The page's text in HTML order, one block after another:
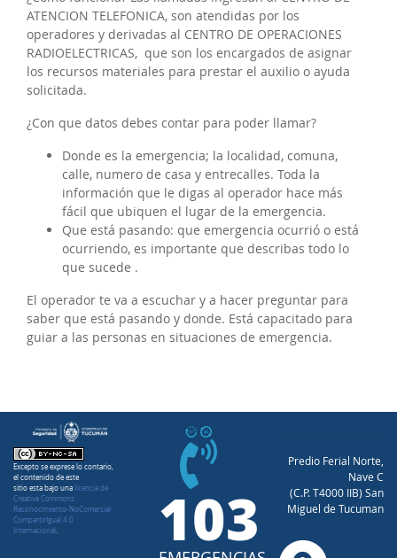
ATENCION TELEFONICA, son atendidas por los
operadores y derivadas al CENTRO DE OPERACIONES
RADIOELECTRICAS, que son los encargados de asignar
los recursos materiales para prestar el auxilio o ayuda
solicitada.
¿Con que datos debes contar para poder llamar?
Donde es la emergencia; la localidad, comuna,
calle, numero de casa y entrecalles. Toda la
información que le digas al operador hace más
fácil que ubiquen el lugar de la emergencia.
Que está pasando: que emergencia ocurrió o está
ocurriendo, es importante que describas todo lo
que sucede .
El operador te va a escuchar y a hacer preguntar para
saber que está pasando y donde. Está capacitado para
guiar a las personas en situaciones de emergencia.
Excepto se exprese lo contario,
el contenido de este
sitio esta bajo una licencia de
Creative Commons
Reconocimiento-NoComercial-
CompartirIgual 4.0
Internacional
103
Predio Ferial Norte,
Nave C
(C.P. T4000 IIB) San
Miguel de Tucuman